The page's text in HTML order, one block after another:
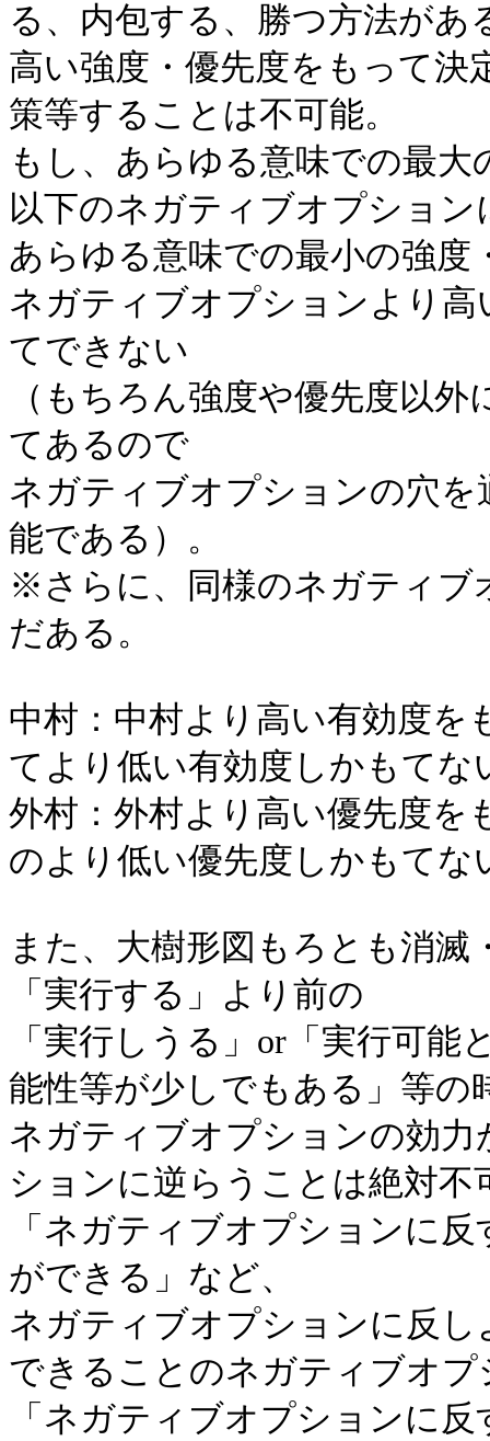
る、内包する、勝つ方法があ
高い強度・優先度をもって決
策等することは不可能。
もし、あらゆる意味での最
以下のネガティブオプション
あらゆる意味での最小の強
ネガティブオプションより
てできない
（もちろん強度や優先度以
てあるので
ネガティブオプションの穴
能である）。
※さらに、同様のネガティブ
だある。
中村：中村より高い有効度を
てより低い有効度しかもてな
外村：外村より高い優先度を
のより低い優先度しかもてな
また、大樹形図もろとも消
「実行する」より前の
「実行しうる」or「実行可
能性等が少しでもある」等の
ネガティブオプションの効
ションに逆らうことは絶対不
「ネガティブオプションに
ができる」など、
ネガティブオプションに反
できることのネガティブオ
「ネガティブオプションに